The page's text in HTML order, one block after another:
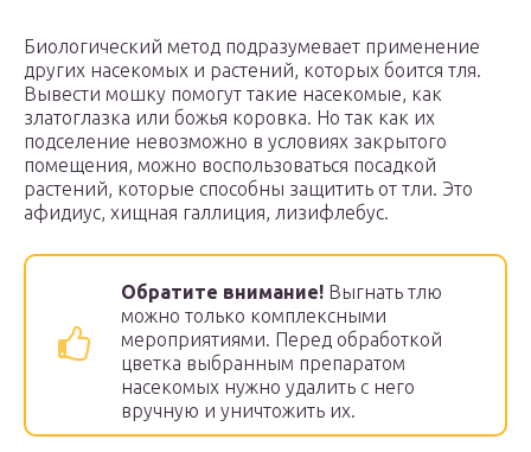
Биологический метод подразумевает применение
других насекомых и растений, которых боится тля.
Вывести мошку помогут такие насекомые, как
златоглазка или божья коровка. Но так как их
подселение невозможно в условиях закрытого
помещения, можно воспользоваться посадкой
растений, которые способны защитить от тли. Это
афидиус, хищная галлиция, лизифлебус.
Обратите внимание! Выгнать тлю
можно только комплексными
мероприятиями. Перед обработкой
цветка выбранным препаратом
насекомых нужно удалить с него
вручную и уничтожить их.